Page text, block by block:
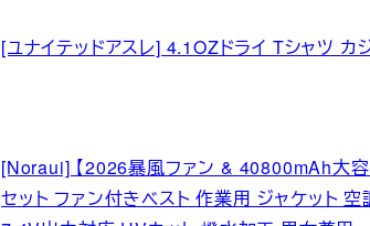
[ユナイテッドアスレ] 4.1OZドライ Tシャツ
[Noraui] 【2026暴風ファン & 40800mAh大容
セット ファン付きベスト 作業用 ジャケット